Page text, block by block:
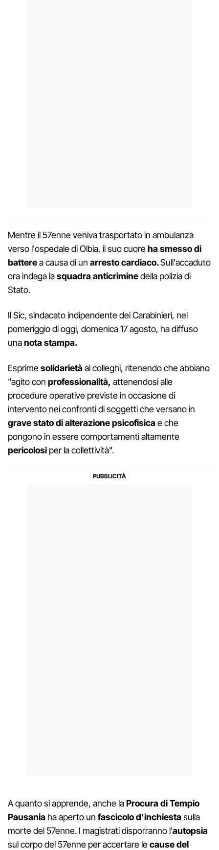
Mentre il 57enne veniva trasportato in ambulanza
verso l'ospedale di Olbia, il suo cuoreha smesso di
batterea causa di un arresto cardiaco.Sull'accaduto
ora indaga lasquadra anticriminedella polizia di
Stato.
Il Sic, sindacato indipendente dei Carabinieri, nel
pomeriggio di oggi, domenica 17 agosto, ha diffuso
unanota stampa.
Esprimesolidarietàai colleghi, ritenendo che abbiano
"agito con professionalità, attenendosi alle
procedure operative previste in occasione di
intervento nei confronti di soggetti che versano in
grave stato di alterazione psicofisicae che
pongono in essere comportamenti altamente
pericolosi per la collettività".
A quanto si apprende, anche laProcura di Tempio
Pausania ha aperto un fascicolo d'inchiestasulla
morte del 57enne. I magistrati disporranno l'autopsia
sul corpo del 57enne per accertare lecause del